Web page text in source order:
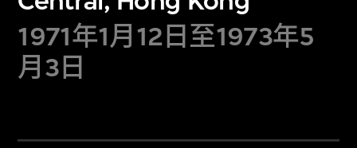
1971年1月12日至1973年5
月3日